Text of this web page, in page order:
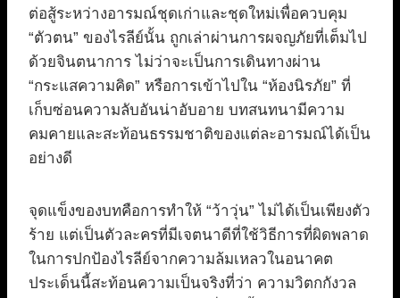
ต่อสู้ระหว่างอารมณ์ชุดเก่าและชุดใหม่เพื่อควบคุม
“ตัวตน” ของไรลีย์นั้น ถูกเล่าผ่านการผจญภัยที่เต็มไป
ด้วยจินตนาการ ไม่ว่าจะเป็นการเดินทางผ่าน
“กระแสความคิด” หรือการเข้าไปใน “ห้องนิรภัย” ที่
เก็บซ่อนความลับอันน่าอับอาย บทสนทนามีความ
คมคายและสะท้อนธรรมชาติของแต่ละอารมณ์ได้เป็น
อย่างดี
จุดแข็งของบทคือการทำให้ “ว้าวุ่น” ไม่ได้เป็นเพียงตัว
ร้าย แต่เป็นตัวละครที่มีเจตนาดีที่ใช้วิธีการที่ผิดพลาด
ในการปกป้องไรลีย์จากความล้มเหลวในอนาคต
ประเด็นนี้สะท้อนความเป็นจริงที่ว่า ความวิตกกังวล